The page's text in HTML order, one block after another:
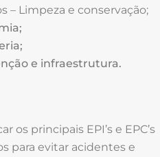
– Limpeza e conservação;
e infraestrutura.
os principais EPI’s e EPC’s
para evitar acidentes e